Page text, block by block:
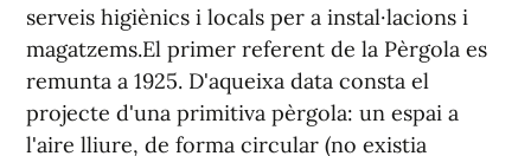
serveis higiènics i locals per a instal·lacions i
magatzems.El primer referent de la Pèrgola es
remunta a 1925. D'aqueixa data consta el
projecte d'una primitiva pèrgola: un espai a
l'aire lliure, de forma circular (no existia